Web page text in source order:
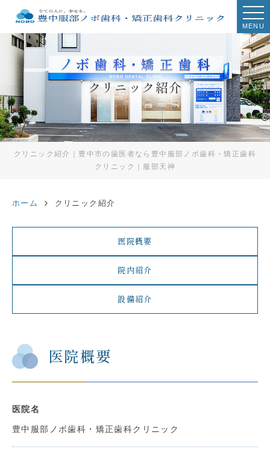
MENU
クリニック紹介
クリニック紹介｜豊中市の歯医者なら豊中服部ノボ歯科・矯正歯科
クリニック｜服部天神
ホーム クリニック紹介
医院概要
院内紹介
設備紹介
医院概要
医院名
豊中服部ノボ歯科・矯正歯科クリニック